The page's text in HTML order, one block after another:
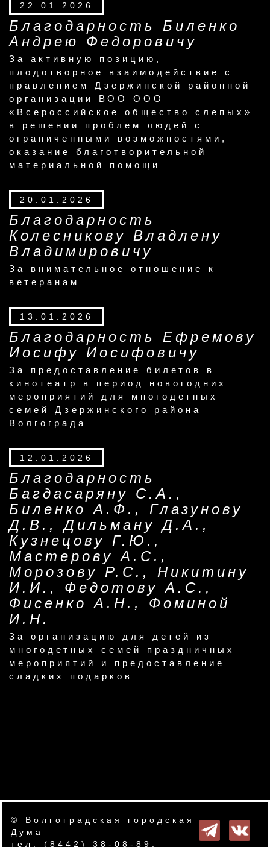
22.01.2026
Благодарность Биленко
Андрею Федоровичу
За активную позицию,
плодотворное взаимодействие с
правлением Дзержинской районной
организации ВОО ООО
«Всероссийское общество слепых»
в решении проблем людей с
ограниченными возможностями,
оказание благотворительной
материальной помощи
20.01.2026
Благодарность
Колесникову Владлену
Владимировичу
За внимательное отношение к
ветеранам
13.01.2026
Благодарность Ефремову
Иосифу Иосифовичу
За предоставление билетов в
кинотеатр в период новогодних
мероприятий для многодетных
семей Дзержинского района
Волгограда
12.01.2026
Благодарность
Багдасаряну С.А.,
Биленко А.Ф., Глазунову
Д.В., Дильману Д.А.,
Кузнецову Г.Ю.,
Мастерову А.С.,
Морозову Р.С., Никитину
И.И., Федотову А.С.,
Фисенко А.Н., Фоминой
И.Н.
За организацию для детей из
многодетных семей праздничных
мероприятий и предоставление
сладких подарков
© Волгоградская городская
Дума
тел. (8442) 38-08-89.